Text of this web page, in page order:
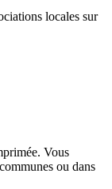
locales sur
Vous
ou dans